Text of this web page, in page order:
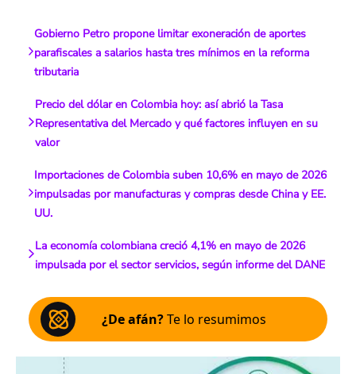
Gobierno Petro propone limitar exoneración de aportes
parafiscales a salarios hasta tres mínimos en la reforma
tributaria
Precio del dólar en Colombia hoy: así abrió la Tasa
Representativa del Mercado y qué factores influyen en su
valor
Importaciones de Colombia suben 10,6% en mayo de 2026
impulsadas por manufacturas y compras desde China y EE.
UU.
La economía colombiana creció 4,1% en mayo de 2026
impulsada por el sector servicios, según informe del DANE
¿De afán?Te lo resumimos